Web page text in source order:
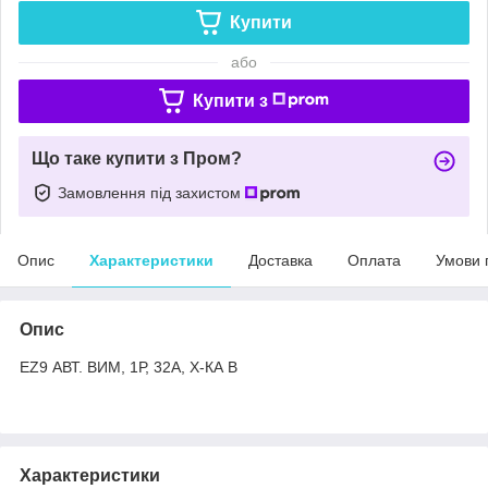
Купити
або
Купити з
Що таке купити з Пром?
Замовлення під захистом
Опис Характеристики Доставка Оплата Умови
Опис
EZ9 АВТ. ВИМ, 1Р, 32А, Х-КА В
Характеристики